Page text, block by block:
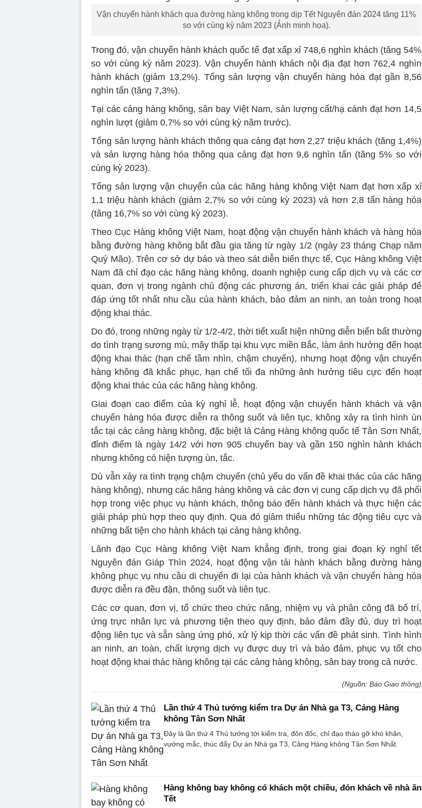
Vận chuyển hành khách qua đường hàng không trong dịp Tết Nguyên đán 2024 tăng 11%
so với cùng kỳ năm 2023 (Ảnh minh họa).
Trong đó, vận chuyển hành khách quốc tế đạt xấp xỉ 748,6 nghìn khách (tăng 54%
so với cùng kỳ năm 2023). Vận chuyển hành khách nội địa đạt hơn 762,4 nghìn
hành khách (giảm 13,2%). Tổng sản lượng vận chuyển hàng hóa đạt gần 8,56
nghìn tấn (tăng 7,3%).
Tại các cảng hàng không, sân bay Việt Nam, sản lượng cất/hạ cánh đạt hơn 14,5
nghìn lượt (giảm 0,7% so với cùng kỳ năm trước).
Tổng sản lượng hành khách thông qua cảng đạt hơn 2,27 triệu khách (tăng 1,4%)
và sản lượng hàng hóa thông qua cảng đạt hơn 9,6 nghìn tấn (tăng 5% so với
cùng kỳ 2023).
Tổng sản lượng vận chuyển của các hãng hàng không Việt Nam đạt hơn xấp xỉ
1,1 triệu hành khách (giảm 2,7% so với cùng kỳ 2023) và hơn 2,8 tấn hàng hóa
(tăng 16,7% so với cùng kỳ 2023).
Theo Cục Hàng không Việt Nam, hoạt động vận chuyển hành khách và hàng hóa
bằng đường hàng không bắt đầu gia tăng từ ngày 1/2 (ngày 23 tháng Chạp năm
Quý Mão). Trên cơ sở dự báo và theo sát diễn biến thực tế, Cục Hàng không Việt
Nam đã chỉ đạo các hãng hàng không, doanh nghiệp cung cấp dịch vụ và các cơ
quan, đơn vị trong ngành chủ động các phương án, triển khai các giải pháp để
đáp ứng tốt nhất nhu cầu của hành khách, bảo đảm an ninh, an toàn trong hoạt
động khai thác.
Do đó, trong những ngày từ 1/2-4/2, thời tiết xuất hiện những diễn biến bất thường
do tình trạng sương mù, mây thấp tại khu vực miền Bắc, làm ảnh hưởng đến hoạt
động khai thác (hạn chế tầm nhìn, chậm chuyến), nhưng hoạt động vận chuyển
hàng không đã khắc phục, hạn chế tối đa những ảnh hưởng tiêu cực đến hoạt
động khai thác của các hãng hàng không.
Giai đoạn cao điểm của kỳ nghỉ lễ, hoạt động vận chuyển hành khách và vận
chuyển hàng hóa được diễn ra thông suốt và liên tục, không xảy ra tình hình ùn
tắc tại các cảng hàng không, đặc biệt là Cảng Hàng không quốc tế Tân Sơn Nhất,
đỉnh điểm là ngày 14/2 với hơn 905 chuyến bay và gần 150 nghìn hành khách
nhưng không có hiện tượng ùn, tắc.
Dù vẫn xảy ra tình trạng chậm chuyến (chủ yếu do vấn đề khai thác của các hãng
hàng không), nhưng các hãng hàng không và các đơn vị cung cấp dịch vụ đã phối
hợp trong việc phục vụ hành khách, thông báo đến hành khách và thực hiện các
giải pháp phù hợp theo quy định. Qua đó giảm thiểu những tác động tiêu cực và
những bất tiện cho hành khách tại cảng hàng không.
Lãnh đạo Cục Hàng không Việt Nam khẳng định, trong giai đoạn kỳ nghỉ tết
Nguyên đán Giáp Thìn 2024, hoạt động vận tải hành khách bằng đường hàng
không phục vụ nhu cầu di chuyển đi lại của hành khách và vận chuyển hàng hóa
được diễn ra đều đặn, thông suốt và liên tục.
Các cơ quan, đơn vị, tổ chức theo chức năng, nhiệm vụ và phân công đã bố trí,
ứng trực nhân lực và phương tiện theo quy định, bảo đảm đầy đủ, duy trì hoạt
động liên tục và sẵn sàng ứng phó, xử lý kịp thời các vấn đề phát sinh. Tình hình
an ninh, an toàn, chất lượng dịch vụ được duy trì và bảo đảm, phục vụ tốt cho
hoạt động khai thác hàng không tại các cảng hàng không, sân bay trong cả nước.
(Nguồn: Báo Giao thông)
Lần thứ 4 Thủ tướng kiểm tra Dự án Nhà ga T3, Cảng Hàng
không Tân Sơn Nhất
Đây là lần thứ 4 Thủ tướng tới kiểm tra, đôn đốc, chỉ đạo tháo gỡ khó khăn,
vướng mắc, thúc đẩy Dự án Nhà ga T3, Cảng Hàng không Tân Sơn Nhất.
Hàng không bay không có khách một chiều, đón khách về nhà ăn
Tết